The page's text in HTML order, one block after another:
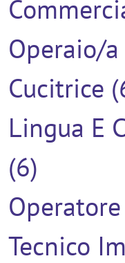
Operaio/a
Cucitrice
Lingua E
(6)
Tecnico